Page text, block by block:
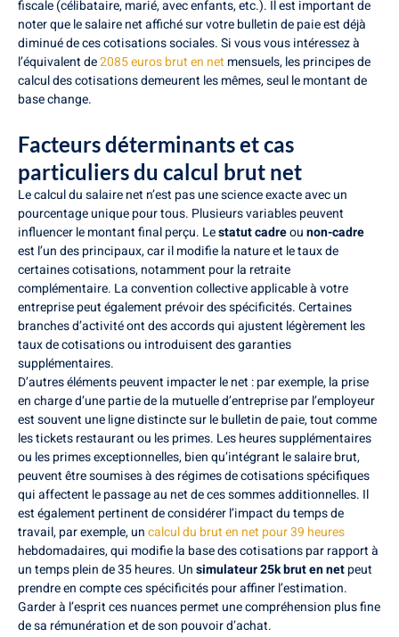
fiscale (célibataire, marié, avec enfants, etc.). Il est important de
noter que le salaire net affiché sur votre bulletin de paie est déjà
diminué de ces cotisations sociales. Si vous vous intéressez à
l’équivalent de2085 euros brut en net mensuels, les principes de
calcul des cotisations demeurent les mêmes, seul le montant de
base change.
Facteurs déterminants et cas
particuliers du calcul brut net
Le calcul du salaire net n’est pas une science exacte avec un
pourcentage unique pour tous. Plusieurs variables peuvent
influencer le montant final perçu. Lestatut cadreounon-cadre
est l’un des principaux, car il modifie la nature et le taux de
certaines cotisations, notamment pour la retraite
complémentaire. La convention collective applicable à votre
entreprise peut également prévoir des spécificités. Certaines
branches d’activité ont des accords qui ajustent légèrement les
taux de cotisations ou introduisent des garanties
supplémentaires.
D’autres éléments peuvent impacter le net : par exemple, la prise
en charge d’une partie de la mutuelle d’entreprise par l’employeur
est souvent une ligne distincte sur le bulletin de paie, tout comme
les tickets restaurant ou les primes. Les heures supplémentaires
ou les primes exceptionnelles, bien qu’intégrant le salaire brut,
peuvent être soumises à des régimes de cotisations spécifiques
qui affectent le passage au net de ces sommes additionnelles. Il
est également pertinent de considérer l’impact du temps de
travail, par exemple, uncalcul du brut en net pour 39 heures
hebdomadaires, qui modifie la base des cotisations par rapport à
un temps plein de 35 heures. Unsimulateur 25k brut en netpeut
prendre en compte ces spécificités pour affiner l’estimation.
Garder à l’esprit ces nuances permet une compréhension plus fine
de sa rémunération et de son pouvoir d’achat.